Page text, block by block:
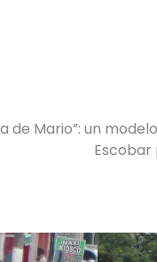
de Mario”: un
Escobar